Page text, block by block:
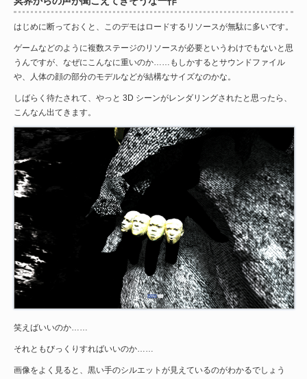
はじめに断っておくと、このデモはロードするリソースが無駄に多いです。
ゲームなどのように複数ステージのリソースが必要というわけでもないと思
うんですが、なぜにこんなに重いのか……もしかするとサウンドファイル
や、人体の顔の部分のモデルなどが結構なサイズなのかな。
しばらく待たされて、やっと 3D シーンがレンダリングされたと思ったら、
こんなん出てきます。
笑えばいいのか……
それともびっくりすればいいのか……
画像をよく見ると、黒い手のシルエットが見えているのがわかるでしょう